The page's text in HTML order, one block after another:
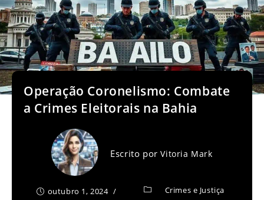
Operação Coronelismo: Combate
a Crimes Eleitorais na Bahia
Escrito porVitoria Mark
outubro 1, 2024 Crimes e Justiça